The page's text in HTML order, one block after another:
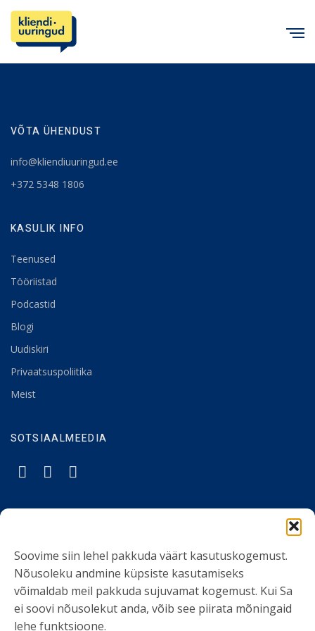
Soovime siin lehel pakkuda väärt kasutuskogemust.
Nõusoleku andmine küpsiste kasutamiseks
võimaldab meil pakkuda sujuvamat kogemust. Kui Sa
ei soovi nõusolekut anda, võib see piirata mõningaid
lehe funktsioone.
VÕTA ÜHENDUST
info@kliendiuuringud.ee
+372 5348 1806
KASULIK INFO
Teenused
Tööriistad
Podcastid
Blogi
Uudiskiri
Privaatsuspoliitika
Meist
SOTSIAALMEEDIA
Ole kursis meie tegemistega. Peame kinni
ja ei spämmi.